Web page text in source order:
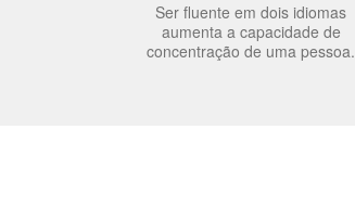
Ser fluente em dois idiomas
aumenta a capacidade de
concentração de uma pessoa.